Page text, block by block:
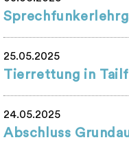
25.05.2025
Tierrettung in
24.05.2025
Abschluss